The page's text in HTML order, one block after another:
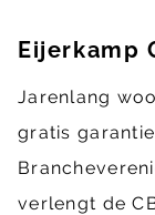
Eijerkamp
Jarenlang
gratis
verlengt de